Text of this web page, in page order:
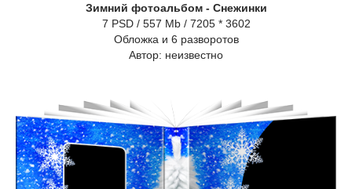
Зимний фотоальбом - Снежинки
7 PSD / 557 Mb / 7205 * 3602
Обложка и 6 разворотов
Автор: неизвестно